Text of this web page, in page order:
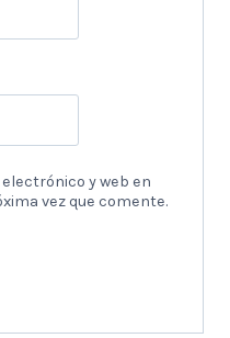
y web en
vez que comente.